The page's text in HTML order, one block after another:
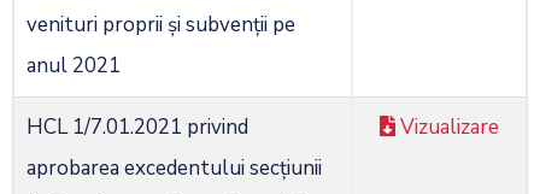
venituri proprii și subvenții pe
anul 2021
HCL 1/7.01.2021 privind
aprobarea excedentului secţiunii
Vizualizare